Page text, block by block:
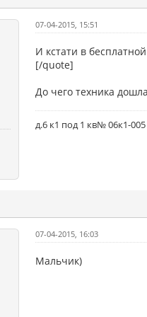
07-04-2015, 15:51
И кстати в
[/quote]
До чего техника
д.6 к1 под 1 кв№ 06к1-005
07-04-2015, 16:03
Мальчик)